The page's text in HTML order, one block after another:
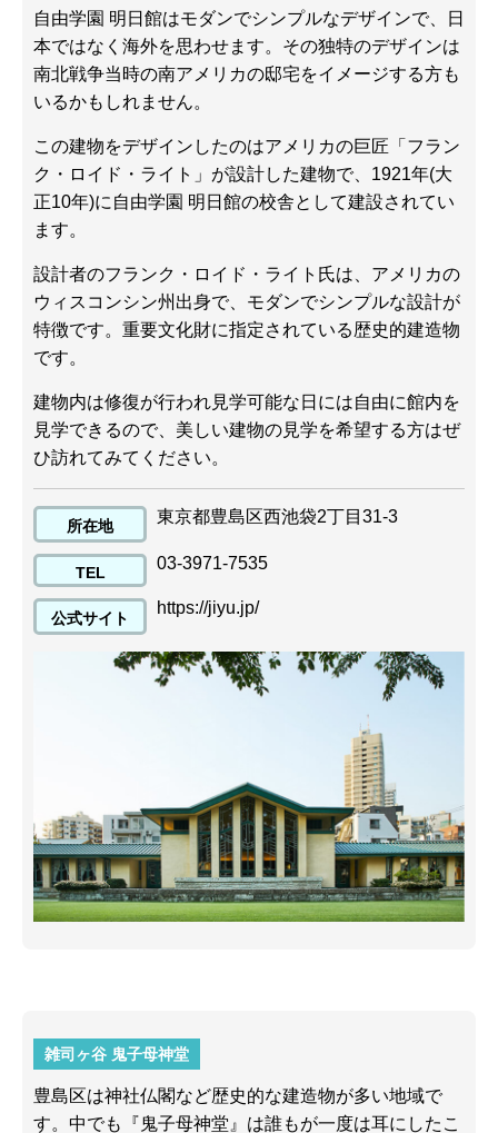
自由学園 明日館はモダンでシンプルなデザインで、日
本ではなく海外を思わせます。その独特のデザインは
南北戦争当時の南アメリカの邸宅をイメージする方も
いるかもしれません。
この建物をデザインしたのはアメリカの巨匠「フラン
ク・ロイド・ライト」が設計した建物で、1921年(大
正10年)に自由学園 明日館の校舎として建設されてい
ます。
設計者のフランク・ロイド・ライト氏は、アメリカの
ウィスコンシン州出身で、モダンでシンプルな設計が
特徴です。重要文化財に指定されている歴史的建造物
です。
建物内は修復が行われ見学可能な日には自由に館内を
見学できるので、美しい建物の見学を希望する方はぜ
ひ訪れてみてください。
所在地 東京都豊島区西池袋2丁目31-3
TEL 03-3971-7535
公式サイト
https://jiyu.jp/
雑司ヶ谷 鬼子母神堂
豊島区は神社仏閣など歴史的な建造物が多い地域で
す。中でも『鬼子母神堂』は誰もが一度は耳にしたこ